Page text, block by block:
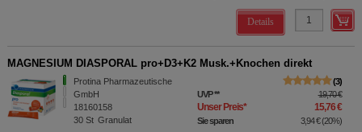
Details
MAGNESIUM DIASPORAL pro+D3+K2 Musk.+Knochen direkt
Protina Pharmazeutische
GmbH
18160158
30 St Granulat
3
UVP** 19,70 €
Unser Preis* 15,76 €
Sie sparen 3,94 €(20%)